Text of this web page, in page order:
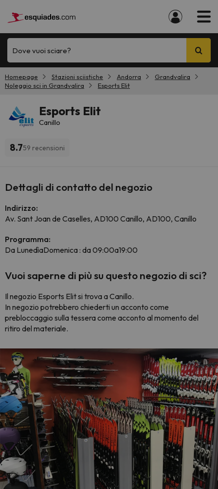
Dove vuoi sciare?
Homepage Stazioni sciistiche Andorra
Grandvalira
Noleggio sci in Grandvalira
Esports Elit
Esports Elit
Canillo
8.759 recensioni
Dettagli di contatto del negozio
Indirizzo:
Av. Sant Joan de Caselles, AD100 Canillo, AD100, Canillo
Programma:
Da LunedìaDomenica : da 09:00a19:00
Vuoi saperne di più su questo negozio di sci?
Il negozio Esports Elit si trova a Canillo.
In negozio potrebbero chiederti un acconto come
prebloccaggio sulla tessera come acconto al momento del
ritiro del materiale.